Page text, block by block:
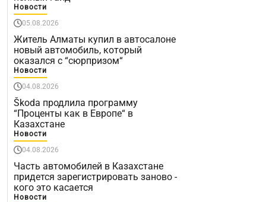
Новости
05.08.2026
Житель Алматы купил в автосалоне
новый автомобиль, который
оказался с “сюрпризом“
Новости
04.08.2026
Škoda продлила программу
“Проценты как в Европе“ в
Казахстане
Новости
04.08.2026
Часть автомобилей в Казахстане
придется зарегистрировать заново -
кого это касается
Новости